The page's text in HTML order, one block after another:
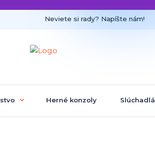
Neviete si rady? Napíšte nám!
Herné konzoly Slúchadlá